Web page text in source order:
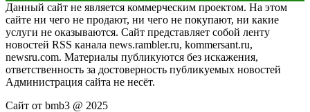
Данный сайт не является коммерческим проектом. На этом
сайте ни чего не продают, ни чего не покупают, ни какие
услуги не оказываются. Сайт представляет собой ленту
новостей RSS канала news.rambler.ru, kommersant.ru,
newsru.com. Материалы публикуются без искажения,
ответственность за достоверность публикуемых новостей
Администрация сайта не несёт.
Сайт от bmb3 @ 2025